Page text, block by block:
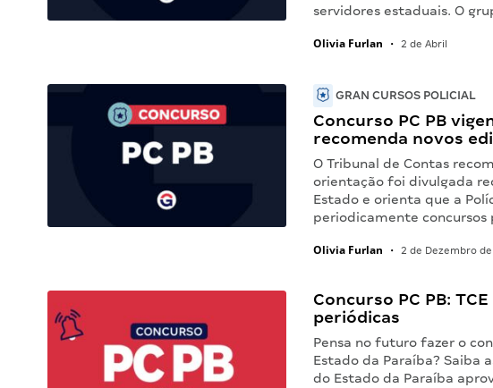
servidores estaduais. O
Olivia Furlan • 2 de Abril
GRAN CURSOS POLICIAL
Concurso PC PB
recomenda novos
O Tribunal de Contas
orientação foi divulgada
Estado e orienta que a
periodicamente concursos
Olivia Furlan • 2 de Dezembro
Concurso PC PB:
periódicas
Pensa no futuro fazer o
Estado da Paraíba? Saiba
do Estado da Paraíba